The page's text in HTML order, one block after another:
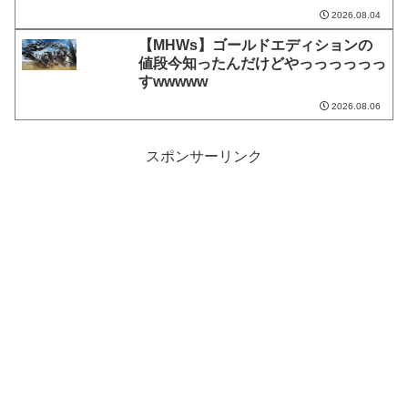
2026.08.04
【MHWs】ゴールドエディションの
値段今知ったんだけどやっっっっっっ
すwwwww
2026.08.06
スポンサーリンク